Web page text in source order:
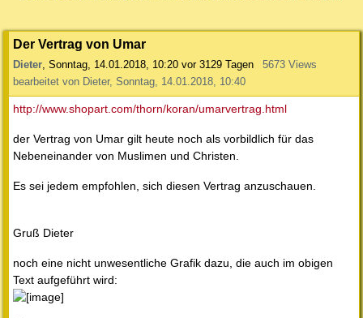
Der Vertrag von Umar
Dieter, Sonntag, 14.01.2018, 10:20 vor 3129 Tagen
5673 Views
bearbeitet von Dieter, Sonntag, 14.01.2018, 10:40
http://www.shopart.com/thorn/koran/umarvertrag.html
der Vertrag von Umar gilt heute noch als vorbildlich für das
Nebeneinander von Muslimen und Christen.
Es sei jedem empfohlen, sich diesen Vertrag anzuschauen.
Gruß Dieter
noch eine nicht unwesentliche Grafik dazu, die auch im obigen
Text aufgeführt wird: